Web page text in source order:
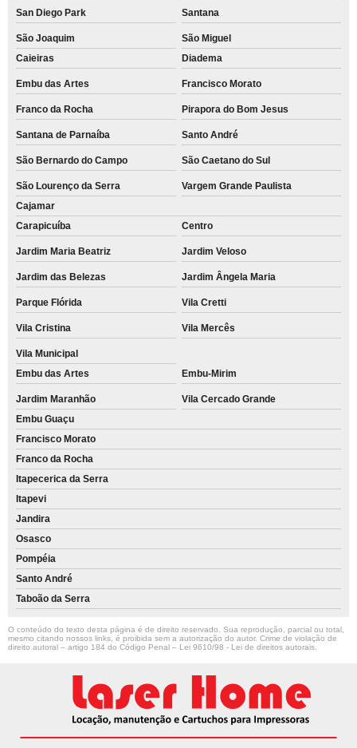
San Diego Park Santana
São Joaquim
São Miguel
Caieiras
Diadema
Embu das Artes Francisco Morato
Franco da Rocha Pirapora do Bom Jesus
Santana de Parnaíba Santo André
São Bernardo do Campo São Caetano do Sul
São Lourenço da Serra
Vargem Grande Paulista
Cajamar
Carapicuíba
Centro
Jardim Maria Beatriz Jardim Veloso
Jardim das Belezas Jardim Ângela Maria
Parque Flórida Vila Cretti
Vila Cristina Vila Mercês
Vila Municipal
Embu das Artes
Embu-Mirim
Jardim Maranhão
Vila Cercado Grande
Embu Guaçu
Francisco Morato
Franco da Rocha
Itapecerica da Serra
Itapevi
Jandira
Osasco
Pompéia
Santo André
Taboão da Serra
O conteúdo do texto desta página é de direito reservado. Sua reprodução, parcial ou total,
mesmo citando nossos links, é proibida sem a autorização do autor. Crime de violação de
direito autoral – artigo 184 do Código Penal – Lei 9610/98 - Lei de direitos autorais